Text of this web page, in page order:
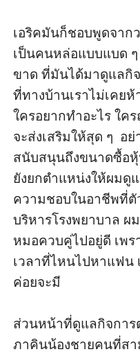
เอริคมันก็ชอบพูดจาก
เป็นคนหล่อแบบแบด
ขาด ที่มันได้มาดูแลกิ
ที่ทางบ้านเราไม่เคย
ใครอยากทำอะไร ใ
จะส่งเสริมให้สุด ๆ  อ
สนับสนุนถึงขนาดซื้อหุ้
ยังยกตำแหน่งให้ผมดู
ความชอบในอาชีพที่ตั
บริหารโรงพยาบาล ผ
หมอควบคู่ไปอยู่ดี เพร
เวลาที่ไหนไปหาแฟน
ค่อยจะมี
ส่วนหน้าที่ดูแลกิจกา
ภาคินน้องชายคนที่สา